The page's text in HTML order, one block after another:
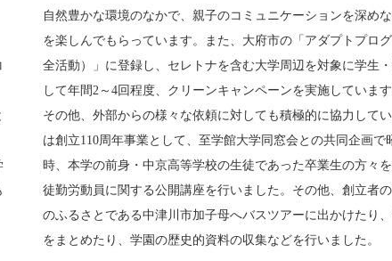
自然豊かな環境のなかで、親子のコミュニケーションを深め
を楽しんでもらっています。また、大府市の「アダプトプロ
全活動）」に登録し、セレトナを含む大学周辺を対象に学生
して年間2～4回程度、クリーンキャンペーンを実施しています
その他、外部からの様々な依頼に対しても積極的に協力して
は創立110周年事業として、至学館大学同窓会との共同企画で
時、本学の前身・中京高等学校の生徒であった卒業生の方々
徒勤労動員に関する公開講座を行いました。その他、創立者
のふるさとである中津川市加子母へバスツアーに出かけたり
をまとめたり、学園の歴史的資料の収集などを行いました。